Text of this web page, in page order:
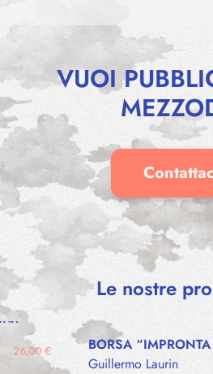
VUOI
Le nostre
BORSA
Guillermo Laurin
26,00€